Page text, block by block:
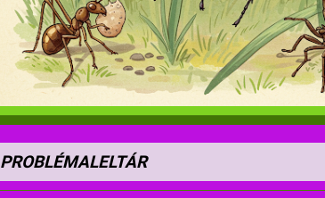
PROBLÉMALELTÁR